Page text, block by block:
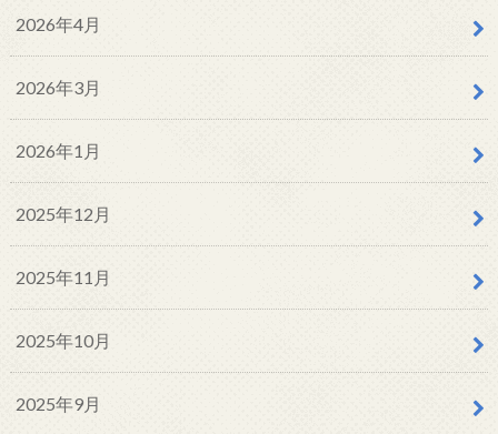
2026年4月
2026年3月
2026年1月
2025年12月
2025年11月
2025年10月
2025年9月